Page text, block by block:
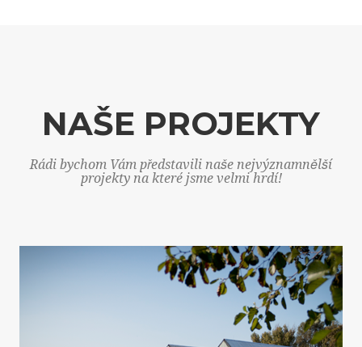
NAŠE PROJEKTY
Rádi bychom Vám představili naše nejvýznamnělší
projekty na které jsme velmi hrdí!